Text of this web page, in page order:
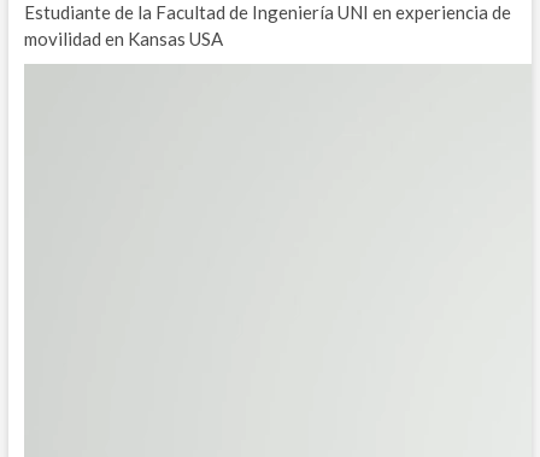
Estudiante de la Facultad de Ingeniería UNI en experiencia de
movilidad en Kansas USA